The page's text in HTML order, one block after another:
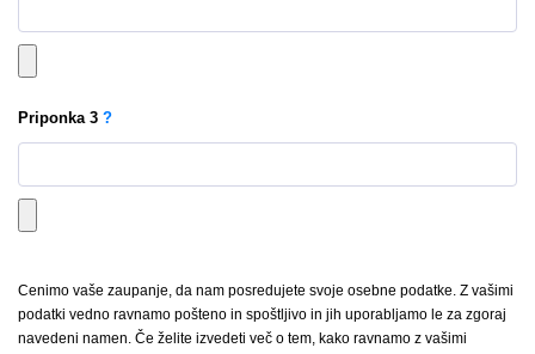
Priponka 3 ?
Cenimo vaše zaupanje, da nam posredujete svoje osebne podatke. Z vašimi
podatki vedno ravnamo pošteno in spoštljivo in jih uporabljamo le za zgoraj
navedeni namen. Če želite izvedeti več o tem, kako ravnamo z vašimi